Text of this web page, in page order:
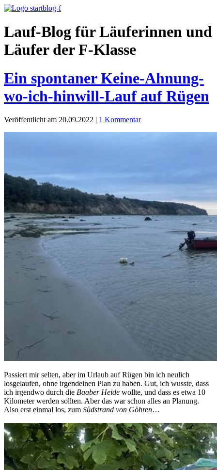
Lauf-Blog für Läuferinnen und
Läufer der F-Klasse
Ein spontaner Keine-Ahnung-
wo-ich-hinwill-Lauf auf Rügen
Veröffentlicht am 20.09.2022 | 1 Kommentar
Passiert mir selten, aber im Urlaub auf Rügen bin ich neulich
losgelaufen, ohne irgendeinen Plan zu haben. Gut, ich wusste, dass
ich irgendwo durch die Baaber Heide wollte, und dass es etwa 10
Kilometer werden sollten. Aber das war schon alles an Planung.
Also erst einmal los, zum Südstrand von Göhren…